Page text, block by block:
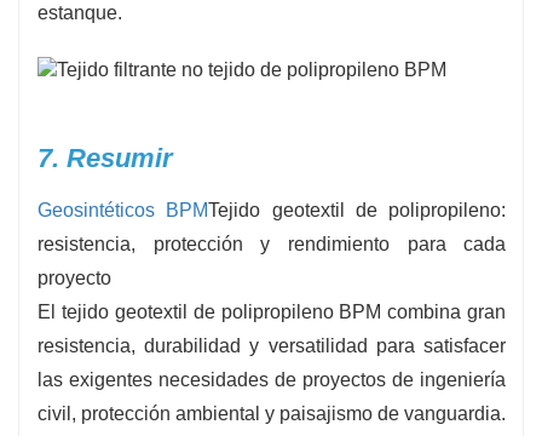
estanque.
7. Resumir
Geosintéticos BPMTejido geotextil de polipropileno:
resistencia, protección y rendimiento para cada
proyecto
El tejido geotextil de polipropileno BPM combina gran
resistencia, durabilidad y versatilidad para satisfacer
las exigentes necesidades de proyectos de ingeniería
civil, protección ambiental y paisajismo de vanguardia.